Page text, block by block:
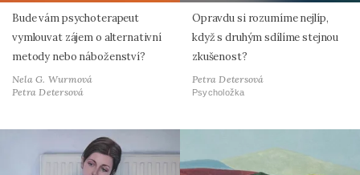
Bude vám psychoterapeut
vymlouvat zájem o alternativní
metody nebo náboženství?
Nela G. Wurmová
Petra Detersová
Opravdu si rozumíme nejlíp,
když s druhým sdílíme stejnou
zkušenost?
Petra Detersová
Psycholožka